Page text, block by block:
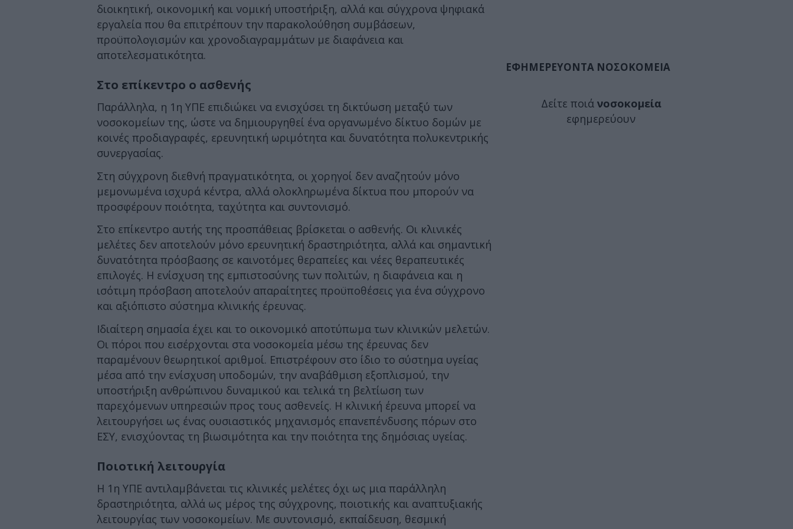
διοικητική, οικονομική και νομική υποστήριξη, αλλά και σύγχρονα ψηφιακά
εργαλεία που θα επιτρέπουν την παρακολούθηση συμβάσεων,
προϋπολογισμών και χρονοδιαγραμμάτων με διαφάνεια και
αποτελεσματικότητα.
Στο επίκεντρο ο ασθενής
Παράλληλα, η 1η ΥΠΕ επιδιώκει να ενισχύσει τη δικτύωση μεταξύ των
νοσοκομείων της, ώστε να δημιουργηθεί ένα οργανωμένο δίκτυο δομών με
κοινές προδιαγραφές, ερευνητική ωριμότητα και δυνατότητα πολυκεντρικής
συνεργασίας.
Στη σύγχρονη διεθνή πραγματικότητα, οι χορηγοί δεν αναζητούν μόνο
μεμονωμένα ισχυρά κέντρα, αλλά ολοκληρωμένα δίκτυα που μπορούν να
προσφέρουν ποιότητα, ταχύτητα και συντονισμό.
Στο επίκεντρο αυτής της προσπάθειας βρίσκεται ο ασθενής. Οι κλινικές
μελέτες δεν αποτελούν μόνο ερευνητική δραστηριότητα, αλλά και σημαντική
δυνατότητα πρόσβασης σε καινοτόμες θεραπείες και νέες θεραπευτικές
επιλογές. Η ενίσχυση της εμπιστοσύνης των πολιτών, η διαφάνεια και η
ισότιμη πρόσβαση αποτελούν απαραίτητες προϋποθέσεις για ένα σύγχρονο
και αξιόπιστο σύστημα κλινικής έρευνας.
Ιδιαίτερη σημασία έχει και το οικονομικό αποτύπωμα των κλινικών μελετών.
Οι πόροι που εισέρχονται στα νοσοκομεία μέσω της έρευνας δεν
παραμένουν θεωρητικοί αριθμοί. Επιστρέφουν στο ίδιο το σύστημα υγείας
μέσα από την ενίσχυση υποδομών, την αναβάθμιση εξοπλισμού, την
υποστήριξη ανθρώπινου δυναμικού και τελικά τη βελτίωση των
παρεχόμενων υπηρεσιών προς τους ασθενείς. Η κλινική έρευνα μπορεί να
λειτουργήσει ως ένας ουσιαστικός μηχανισμός επανεπένδυσης πόρων στο
ΕΣΥ, ενισχύοντας τη βιωσιμότητα και την ποιότητα της δημόσιας υγείας.
Ποιοτική λειτουργία
Η 1η ΥΠΕ αντιλαμβάνεται τις κλινικές μελέτες όχι ως μια παράλληλη
δραστηριότητα, αλλά ως μέρος της σύγχρονης, ποιοτικής και αναπτυξιακής
λειτουργίας των νοσοκομείων. Με συντονισμό, εκπαίδευση, θεσμική
ΕΦΗΜΕΡΕΥΟΝΤΑ ΝΟΣΟΚΟΜΕΙΑ
Δείτε ποιά νοσοκομεία
εφημερεύουν